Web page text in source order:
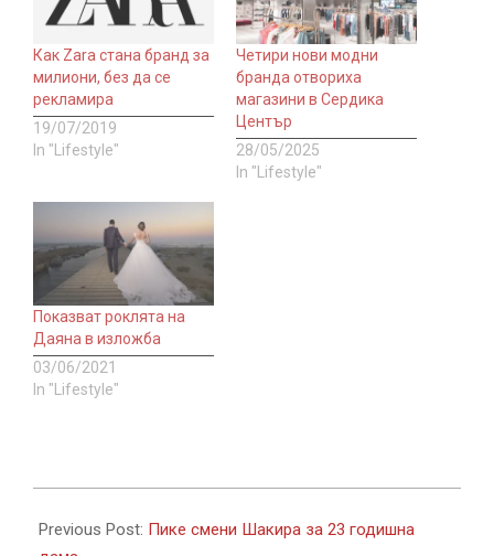
Как Zara стана бранд за
милиони, без да се
рекламира
19/07/2019
In "Lifestyle"
Четири нови модни
бранда отвориха
магазини в Сердика
Център
28/05/2025
In "Lifestyle"
Показват роклята на
Даяна в изложба
03/06/2021
In "Lifestyle"
08-
Previous Post: Пике смени Шакира за 23 годишна